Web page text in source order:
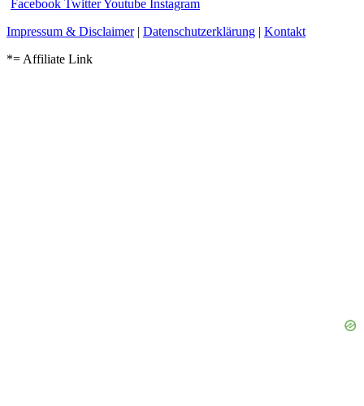
Facebook TwitterYoutube Instagram
Impressum & Disclaimer| Datenschutzerklärung | Kontakt
*= Affiliate Link